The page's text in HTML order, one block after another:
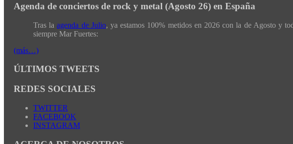
Agenda de conciertos de rock y metal (Agosto 26) en España
Tras laagenda de Julio, ya estamos 100% metidos en 2026 con la de Agosto y
siempre Mar Fuertes:
(más…)
ÚLTIMOS TWEETS
REDES SOCIALES
TWITTER
FACEBOOK
INSTAGRAM